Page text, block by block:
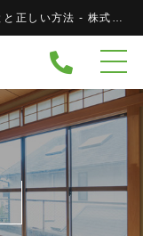
メガネの捨て方とは？処分前に確認すべきことと正しい方法 - 株式会社 終活整理まごころ株式会社 終活整理まごころ